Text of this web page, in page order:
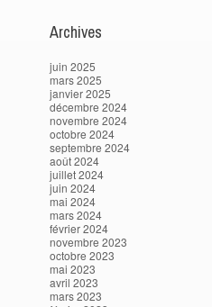
Archives
juin 2025
mars 2025
janvier 2025
décembre 2024
novembre 2024
octobre 2024
septembre 2024
août 2024
juillet 2024
juin 2024
mai 2024
mars 2024
février 2024
novembre 2023
octobre 2023
mai 2023
avril 2023
mars 2023